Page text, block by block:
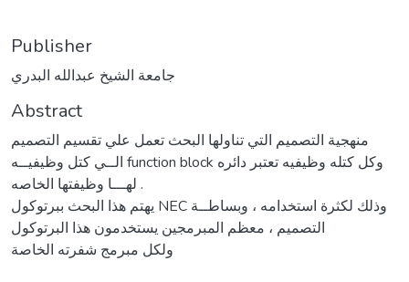
Publisher
جامعة الشيخ عبدالله البدري
Abstract
منهجية التصميم التي تناولها البحث تعمل علي تقسيم التصميم
الــي كتل وظيفيــه function block وكل كتله وظيفيه تعتبر دائره
لهـــا وظيفتها الخاصه .
يهتم هذا البحث ببرتوكول NEC وذلك لكثرة استخدامه ، وبساطــة
التصميم ، معظم المبرمجين يستخدمون هذا البرتوكول
ولكل مبرمج شفرته الخاصة